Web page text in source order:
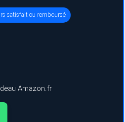
satisfait ou remboursé
Amazon.fr